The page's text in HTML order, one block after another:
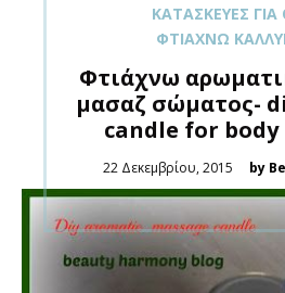
ΚΑΤΑΣΚΕΥΈΣ ΓΙΑ
ΦΤΙΆΧΝΩ
Φτιάχνω
μασαζ σώματος-
candle for body
Posted
22 Δεκεμβρίου, 2015 by